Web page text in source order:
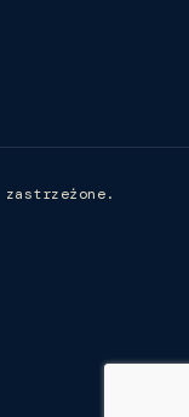
zastrzeżone.